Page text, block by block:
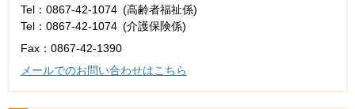
Tel：0867-42-1074
高齢者福祉係
Tel：0867-42-1074
介護保険係
Fax：0867-42-1390
メールでのお問い合わせはこちら